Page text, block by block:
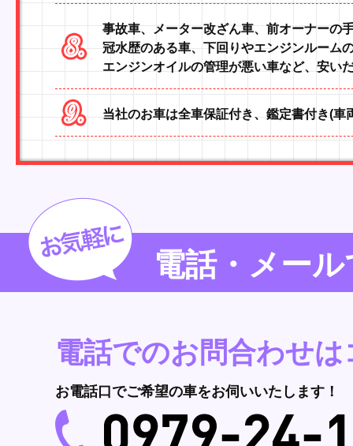
事故車、メーター改ざん車、前オーナーの
冠水歴のある車、下回りやエンジンルーム
エンジンオイルの管理が悪い車など、安い
当社のお車は全車保証付き、鑑定書付き(
電話・メー
電話でのお問合わせは
お電話口でご希望の車をお伺いいたします！